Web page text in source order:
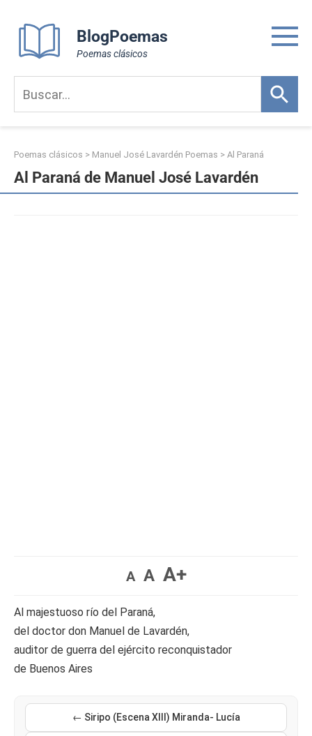
content
BlogPoemas
Poemas clásicos
Poemas clásicos > Manuel José Lavardén Poemas > Al Paraná
Al Paraná de Manuel José Lavardén
A A A+
Al majestuoso río del Paraná,
del doctor don Manuel de Lavardén,
auditor de guerra del ejército reconquistador
de Buenos Aires
← Siripo (Escena XIII) Miranda- Lucía